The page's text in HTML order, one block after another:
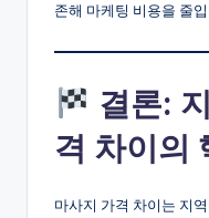
존해 마케팅 비용을 줄
결론:
격 차이의
마사지 가격 차이는 지